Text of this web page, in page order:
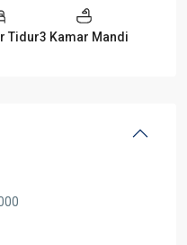
Tidur3 Kamar Mandi